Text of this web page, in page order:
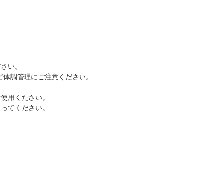
い。
調管理にご注意ください。
用ください。
てください。